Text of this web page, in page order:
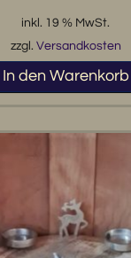
inkl. 19 % MwSt.
zzgl. Versandkosten
In den Warenkorb